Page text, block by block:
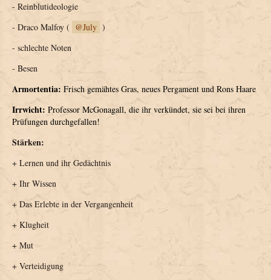
- Reinblutideologie
- Draco Malfoy (
July )
- schlechte Noten
- Besen
Armortentia: Frisch gemähtes Gras, neues Pergament und Rons Haare
Irrwicht: Professor McGonagall, die ihr verkündet, sie sei bei ihren
Prüfungen durchgefallen!
Stärken:
+ Lernen und ihr Gedächtnis
+ Ihr Wissen
+ Das Erlebte in der Vergangenheit
+ Klugheit
+ Mut
+ Verteidigung